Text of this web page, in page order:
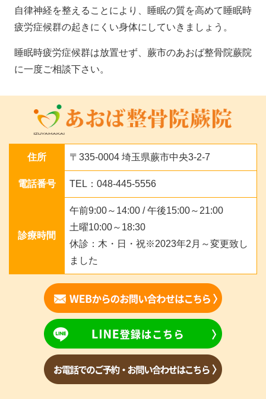
自律神経を整えることにより、睡眠の質を高めて睡眠時
疲労症候群の起きにくい身体にしていきましょう。
睡眠時疲労症候群は放置せず、蕨市のあおば整骨院蕨院
に一度ご相談下さい。
住所 〒335-0004 埼玉県蕨市中央3-2-7
電話番号 TEL：048-445-5556
診療時間
午前9:00～14:00 / 午後15:00～21:00
土曜10:00～18:30
休診：木・日・祝※2023年2月～変更致し
ました